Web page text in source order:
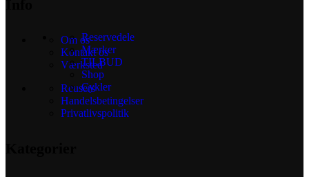
Om os
Kontakt os
Værksted
Reusers
Handelsbetingelser
Privatlivspolitik
Reservedele
Mærker
TILBUD
Shop
Cykler